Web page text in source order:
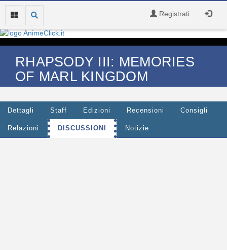
Registrati
RHAPSODY III: MEMORIES
OF MARL KINGDOM
Dettagli Staff Edizioni Recensioni Consigli
Relazioni DISCUSSIONI Notizie